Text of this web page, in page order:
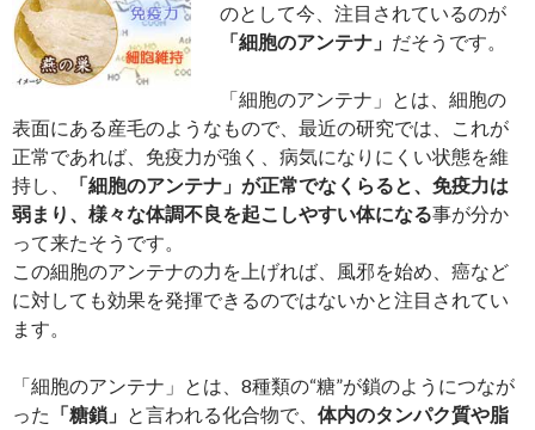
のとして今、注目されているのが
「細胞のアンテナ」 だそうです。
「細胞のアンテナ」とは、細胞の
表面にある産毛のようなもので、最近の研究では、これが
正常であれば、免疫力が強く、病気になりにくい状態を維
持し、
「細胞のアンテナ」が正常でなくらると、免疫力は
弱まり、様々な体調不良を起こしやすい体になる事が分か
って来たそうです。
この細胞のアンテナの力を上げれば、風邪を始め、癌など
に対しても効果を発揮できるのではないかと注目されてい
ます。
「細胞のアンテナ」とは、8種類の“糖”が鎖のようにつなが
った 「糖鎖」 と言われる化合物で、 体内のタンパク質や脂